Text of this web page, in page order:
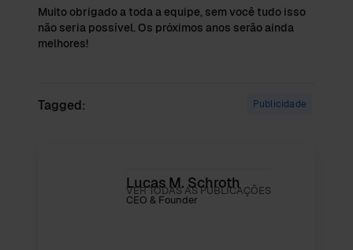
Muito obrigado a toda a equipe, sem você tudo isso
não seria possível. Os próximos anos serão ainda
melhores!
Tagged: Publicidade
Lucas M. Schroth
CEO & Founder
VER TODAS AS PUBLICAÇÕES